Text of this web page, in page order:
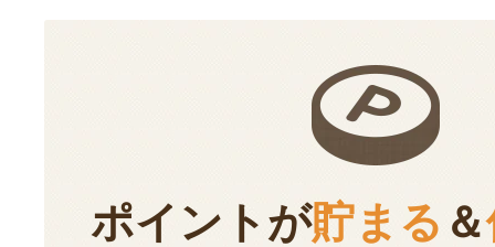
ポイントが貯まる ＆